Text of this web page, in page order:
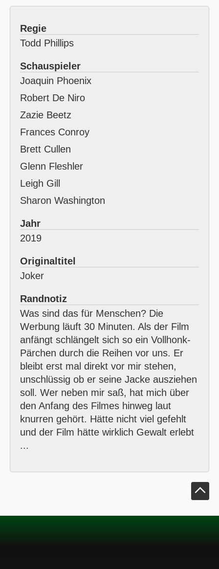
Regie
Todd Phillips
Schauspieler
Joaquin Phoenix
Robert De Niro
Zazie Beetz
Frances Conroy
Brett Cullen
Glenn Fleshler
Leigh Gill
Sharon Washington
Jahr
2019
Originaltitel
Joker
Randnotiz
Was sind das für Menschen? Die
Werbung läuft 30 Minuten. Als der Film
anfängt schlängelt sich so ein Vollhonk-
Pärchen durch die Reihen vor uns. Er
bleibt erst mal direkt vor mir stehen,
unschlüssig ob er seine Jacke ausziehen
soll. Wer neben mir saß, hat mich über
den Anfang des Filmes hinweg laut
knurren gehört. Hätte nicht viel gefehlt
und der Film hätte wirklich Gewalt erlebt
...
Klick